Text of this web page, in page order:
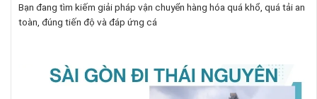
Bạn đang tìm kiếm giải pháp vận chuyển hàng hóa quá khổ, quá tải an
toàn, đúng tiến độ và đáp ứng cá